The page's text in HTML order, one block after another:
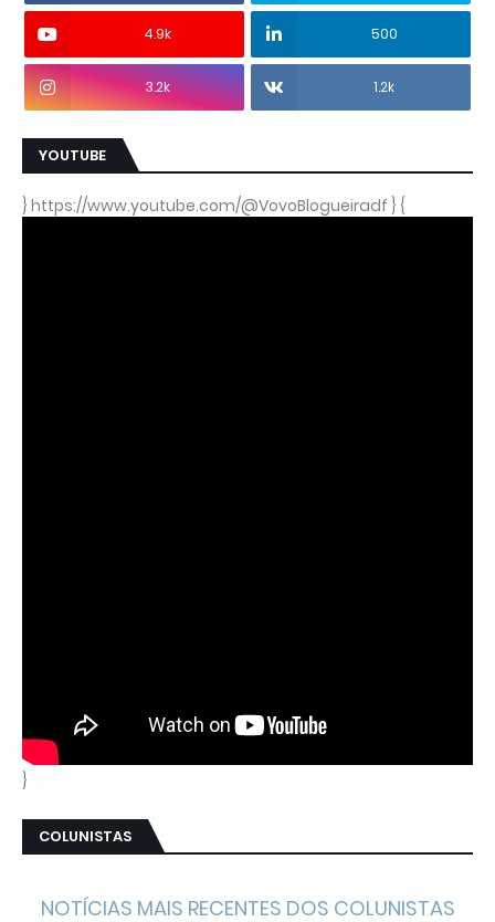
4.9k 500
3.2k 1.2k
YOUTUBE
} https://www.youtube.com/@VovoBlogueiradf } {
}
COLUNISTAS
NOTÍCIAS MAIS RECENTES DOS COLUNISTAS